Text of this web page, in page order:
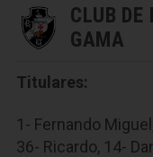
CLUB DE
GAMA
Titulares:
1- Fernando
36- Ricardo, 14-